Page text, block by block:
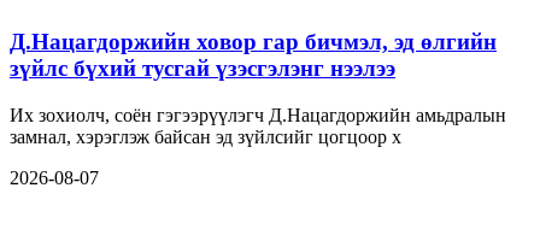
Д.Нацагдоржийн ховор гар бичмэл, эд өлгийн
зүйлс бүхий тусгай үзэсгэлэнг нээлээ
Их зохиолч, соён гэгээрүүлэгч Д.Нацагдоржийн амьдралын
замнал, хэрэглэж байсан эд зүйлсийг цогцоор х
2026-08-07